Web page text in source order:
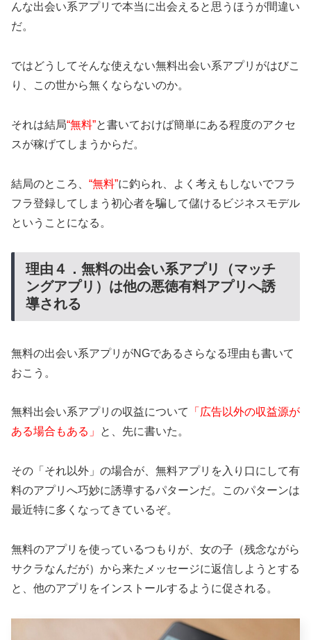
んな出会い系アプリで本当に出会えると思うほうが間違い
だ。
ではどうしてそんな使えない無料出会い系アプリがはびこ
り、この世から無くならないのか。
それは結局“無料”と書いておけば簡単にある程度のアクセ
スが稼げてしまうからだ。
結局のところ、 “無料”に釣られ、よく考えもしないでフラ
フラ登録してしまう初心者を騙して儲けるビジネスモデル
ということになる。
理由４．無料の出会い系アプリ（マッチ
ングアプリ）は他の悪徳有料アプリへ誘
導される
無料の出会い系アプリがNGであるさらなる理由も書いて
おこう。
無料出会い系アプリの収益について
「広告以外の収益源が
ある場合もある」
と、先に書いた。
その「それ以外」の場合が、無料アプリを入り口にして有
料のアプリへ巧妙に誘導するパターンだ。このパターンは
最近特に多くなってきているぞ。
無料のアプリを使っているつもりが、女の子（残念ながら
サクラなんだが）から来たメッセージに返信しようとする
と、他のアプリをインストールするように促される。